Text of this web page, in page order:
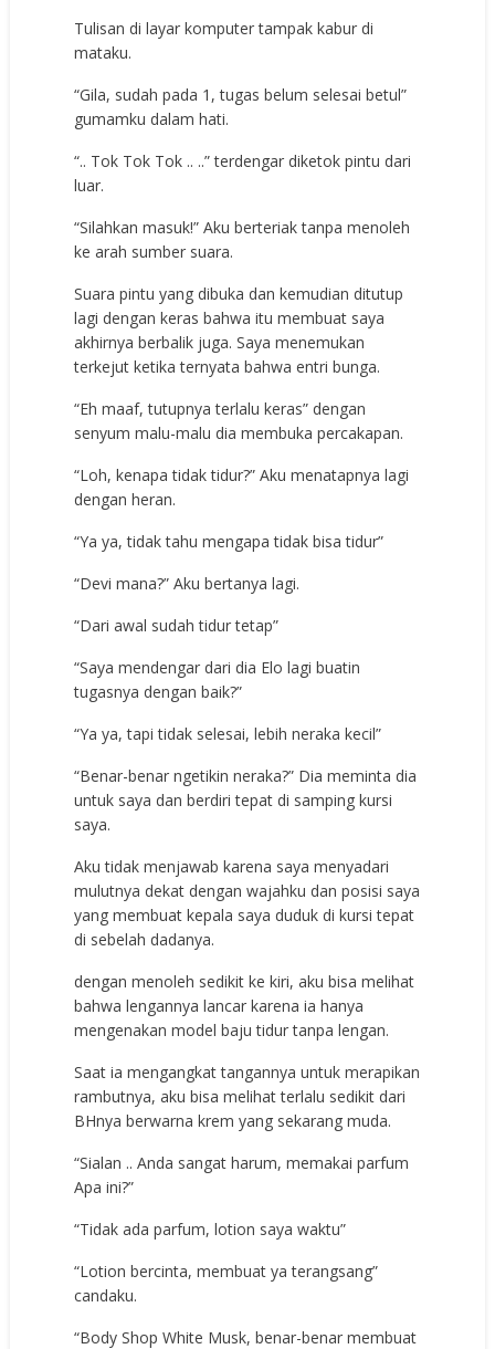
Tulisan di layar komputer tampak kabur di
mataku.
“Gila, sudah pada 1, tugas belum selesai betul”
gumamku dalam hati.
“.. Tok Tok Tok .. ..” terdengar diketok pintu dari
luar.
“Silahkan masuk!” Aku berteriak tanpa menoleh
ke arah sumber suara.
Suara pintu yang dibuka dan kemudian ditutup
lagi dengan keras bahwa itu membuat saya
akhirnya berbalik juga. Saya menemukan
terkejut ketika ternyata bahwa entri bunga.
“Eh maaf, tutupnya terlalu keras” dengan
senyum malu-malu dia membuka percakapan.
“Loh, kenapa tidak tidur?” Aku menatapnya lagi
dengan heran.
“Ya ya, tidak tahu mengapa tidak bisa tidur”
“Devi mana?” Aku bertanya lagi.
“Dari awal sudah tidur tetap”
“Saya mendengar dari dia Elo lagi buatin
tugasnya dengan baik?”
“Ya ya, tapi tidak selesai, lebih neraka kecil”
“Benar-benar ngetikin neraka?” Dia meminta dia
untuk saya dan berdiri tepat di samping kursi
saya.
Aku tidak menjawab karena saya menyadari
mulutnya dekat dengan wajahku dan posisi saya
yang membuat kepala saya duduk di kursi tepat
di sebelah dadanya.
dengan menoleh sedikit ke kiri, aku bisa melihat
bahwa lengannya lancar karena ia hanya
mengenakan model baju tidur tanpa lengan.
Saat ia mengangkat tangannya untuk merapikan
rambutnya, aku bisa melihat terlalu sedikit dari
BHnya berwarna krem ​​yang sekarang muda.
“Sialan .. Anda sangat harum, memakai parfum
Apa ini?”
“Tidak ada parfum, lotion saya waktu”
“Lotion bercinta, membuat ya terangsang”
candaku.
“Body Shop White Musk, benar-benar membuat